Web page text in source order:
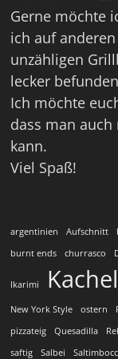
Gerne möchte
ich auf
unzähligen
lecker
Ich möchte
dass man
kann.
Viel Spaß!
argentinien Aufschnitt
burnt ends
churrasco
Ikarimi
New York Style ostern
pizzateig
Quesadilla
saftig
Salbei